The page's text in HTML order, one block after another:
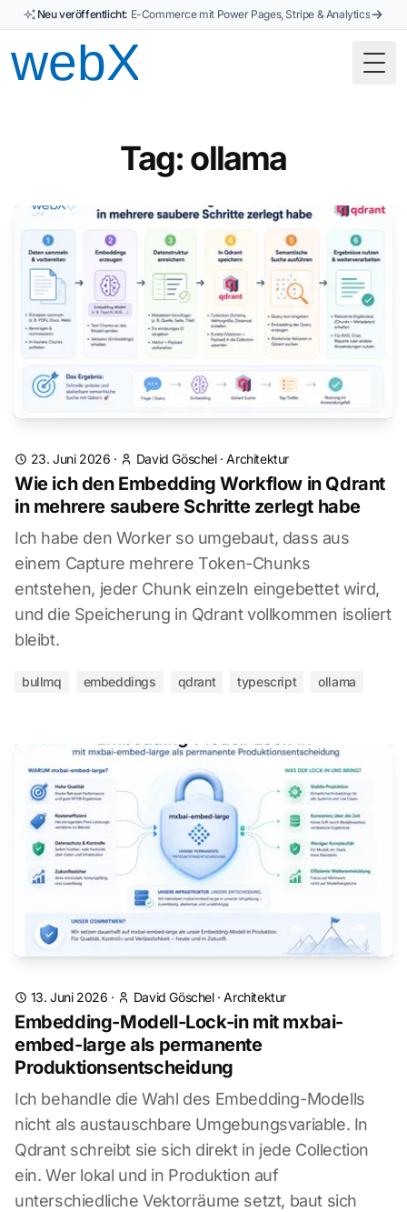
Neu veröffentlicht: E-Commerce mit Power Pages, Stripe & Analytics
Tag: ollama
23. Juni 2026 · David Göschel·Architektur
Wie ich den Embedding Workflow in Qdrant
in mehrere saubere Schritte zerlegt habe
Ich habe den Worker so umgebaut, dass aus
einem Capture mehrere Token-Chunks
entstehen, jeder Chunk einzeln eingebettet wird,
und die Speicherung in Qdrant vollkommen isoliert
bleibt.
bullmq embeddings qdrant typescript ollama
13. Juni 2026 · David Göschel·Architektur
Embedding-Modell-Lock-in mit mxbai-
embed-large als permanente
Produktionsentscheidung
Ich behandle die Wahl des Embedding-Modells
nicht als austauschbare Umgebungsvariable. In
Qdrant schreibt sie sich direkt in jede Collection
ein. Wer lokal und in Produktion auf
unterschiedliche Vektorräume setzt, baut sich